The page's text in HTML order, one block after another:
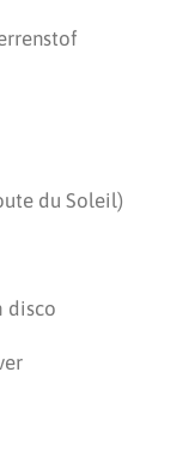
du Soleil)
disco